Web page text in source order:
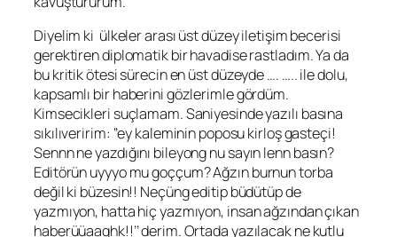
Diyelim ki ülkeler arası üst düzey iletişim becerisi
gerektiren diplomatik bir havadise rastladım. Ya da
bu kritik ötesi sürecin en üst düzeyde …. ….. ile dolu,
kapsamlı bir haberini gözlerimle gördüm.
Kimsecikleri suçlamam. Saniyesinde yazılı basına
sıkılıveririm: ‘’ey kaleminin poposu kirloş gasteçi!
Sennn ne yazdığını bileyong nu sayın lenn basın?
Editörün uyyyo mu goççum? Ağzın burnun torba
değil ki büzesin!! Neçüng editip büdütüp de
yazmıyon, hatta hiç yazmıyon, insan ağzından çıkan
haberüüaaghk!!’’ derim. Ortada yazılacak ne kutlu